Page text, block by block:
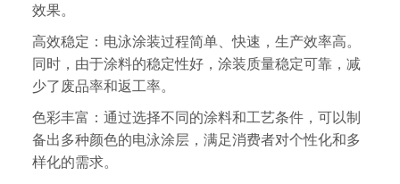
效果。
高效稳定：电泳涂装过程简单、快速，生产效率高。
同时，由于涂料的稳定性好，涂装质量稳定可靠，减
少了废品率和返工率。
色彩丰富：通过选择不同的涂料和工艺条件，可以制
备出多种颜色的电泳涂层，满足消费者对个性化和多
样化的需求。